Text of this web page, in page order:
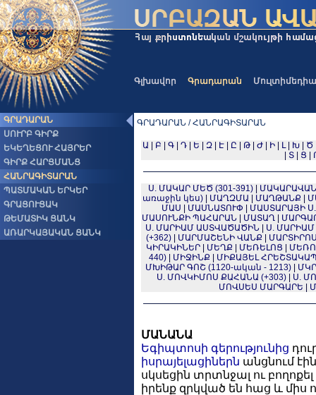
Գլխավոր Գրադարան Մուլտիմեդիա
ԳՐԱԴԱՐԱՆ
ՍՈՒՐԲ ԳԻՐՔ
ԵԿԵՂԵՑՈՒ ՀԱՅՐԵՐ
ԳԻՐՔ ՀԱՐՑՄԱՆՑ
ՀԱՆՐԱԳԻՏԱՐԱՆ
ՊԱՏՄԱԿԱՆ ԵՐԿԵՐ
ԳՐԱՑՈՒՑԱԿ
ԹԵՄԱՏԻԿ ՑԱՆԿ
ԱՌԱՐԿԱՅԱԿԱՆ ՑԱՆԿ
ԳՐԱԴԱՐԱՆ / ՀԱՆՐԱԳԻՏԱՐԱՆ
Ա Բ Գ| Դ| Ե Զ| Է| Ը Թ| Ժ| Ի| Լ| Խ| Ծ
Տ Ց
Ս. ՄԱԿԱՐ ՄԵԾ (301-391)|
առաջին կես)| ՄԱՂԶՄԱ ՄԱՂԹԱՆՔ
ՄԱՍ
ՄԱՍՆԱՏՈՒՓ
ՄԱՍՏԱՐԱՅԻ
ՄԱՍՈՒՆՔԻ ՊԱՀԱՐԱՆ
ՄԱՏԱՂ|
Ս. ՄԱՐԻԱՄ ԱՍՏՎԱԾԱԾԻՆ
Ս.
(+362)
ՄԱՐՄԱՇԵՆԻ ՎԱՆՔ
ԿԻՐԱԿԻՆԵՐ
ՄԵՂՔ ՄԵՌԵԼՈՑ
440)| ՄԻՋԻՆՔ
ՄԻՔԱՅԵԼ
ՄԽԻԹԱՐ ԳՈՇ (1120-ական - 1213)|
Ս. ՄՈՎԿԻՄՈՍ ՔԱՀԱՆԱ (+303)
Ս.
ՄՈՎՍԵՍ ՄԱՐԳԱՐԵ
ՄԱՆԱՆԱ
Եգիպտոսի գերությունից
իսրայելացիներն անցնում
սկսեցին տրտնջալ ու բողոքել
իրենք զրկված են հաց և միս